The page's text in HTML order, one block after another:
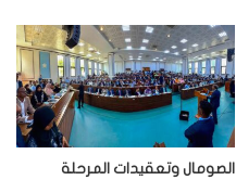
الصومال وتعقيدات المرحلة